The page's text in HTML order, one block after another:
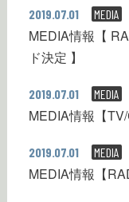
2019.07.01 MEDIA
MEDIA情報【
ド決定 】
2019.07.01 MEDIA
MEDIA情報【TV/
2019.07.01 MEDIA
MEDIA情報【